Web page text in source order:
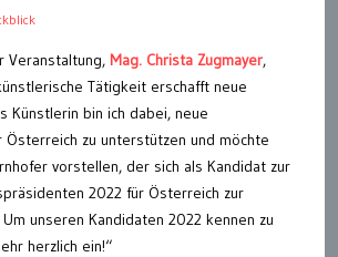
Veranstaltung, Mag. Christa Zugmayer,
Tätigkeit erschafft neue
Künstlerin bin ich dabei, neue
Österreich zu unterstützen und möchte
vorstellen, der sich als Kandidat zur
2022 für Österreich zur
unseren Kandidaten 2022 kennen zu
herzlich ein!“